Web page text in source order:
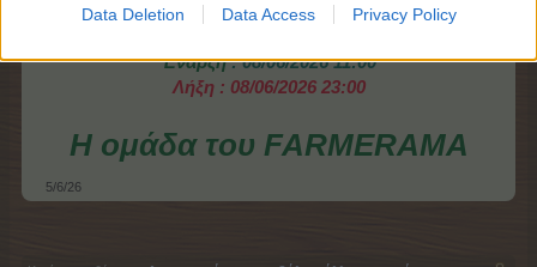
Data Deletion Data Access Privacy Policy
Έναρξη : 08/06/2026 11:00
Λήξη : 08/06/2026 23:00
Η ομάδα του FARMERAMA
5/6/26